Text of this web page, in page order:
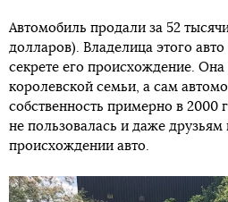
Автомобиль продали за 52
долларов). Владелица этого
секрете его происхождение.
королевской семьи, а сам
собственность примерно в
не пользовалась и даже друзьям
происхождении авто.